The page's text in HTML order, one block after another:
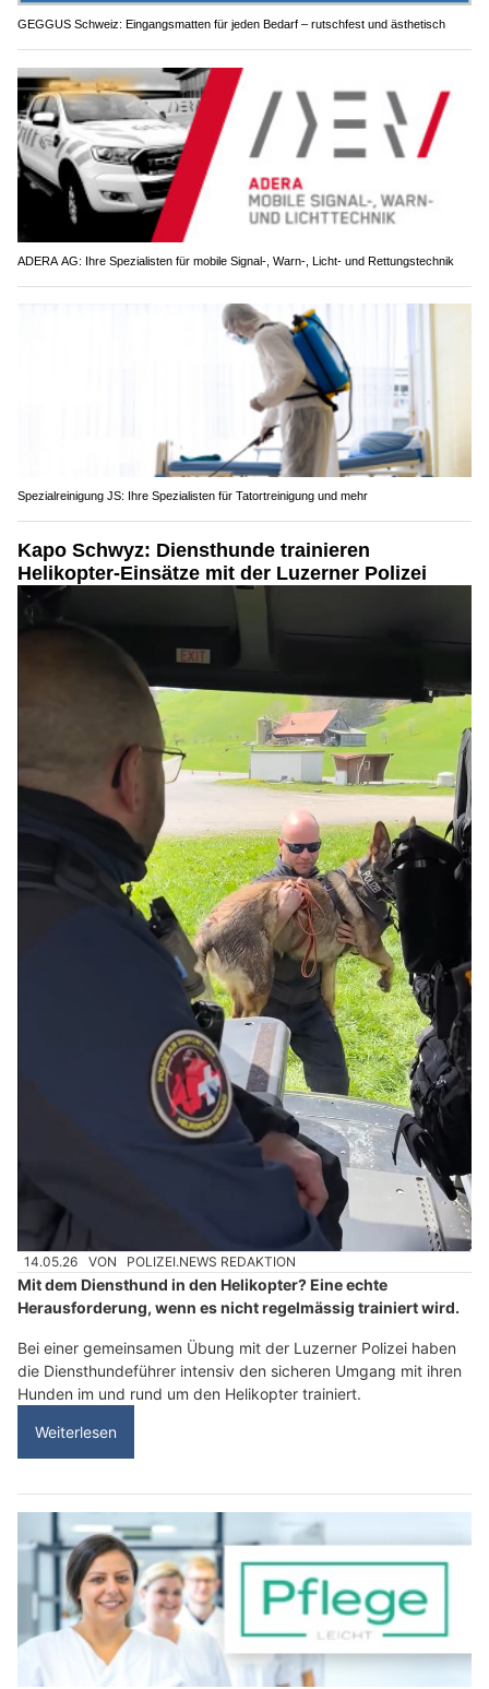
GEGGUS Schweiz: Eingangsmatten für jeden Bedarf – rutschfest und ästhetisch
ADERA AG: Ihre Spezialisten für mobile Signal-, Warn-, Licht- und Rettungstechnik
Spezialreinigung JS: Ihre Spezialisten für Tatortreinigung und mehr
Kapo Schwyz: Diensthunde trainieren
Helikopter-Einsätze mit der Luzerner Polizei
14.05.26 VON POLIZEI.NEWS REDAKTION
Mit dem Diensthund in den Helikopter? Eine echte
Herausforderung, wenn es nicht regelmässig trainiert wird.
Bei einer gemeinsamen Übung mit der Luzerner Polizei haben
die Diensthundeführer intensiv den sicheren Umgang mit ihren
Hunden im und rund um den Helikopter trainiert.
Weiterlesen